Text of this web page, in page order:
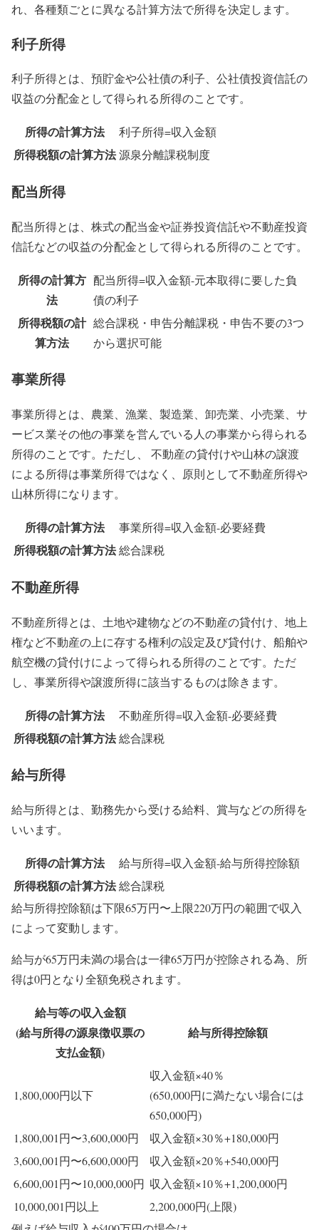
れ、各種類ごとに異なる計算方法で所得を決定します。
利子所得
利子所得とは、預貯金や公社債の利子、公社債投資信託の
収益の分配金として得られる所得のことです。
所得の計算方法 利子所得=収入金額
所得税額の計算方法源泉分離課税制度
配当所得
配当所得とは、株式の配当金や証券投資信託や不動産投資
信託などの収益の分配金として得られる所得のことです。
所得の計算方
法
配当所得=収入金額-元本取得に要した負
債の利子
所得税額の計
算方法
総合課税・申告分離課税・申告不要の3つ
から選択可能
事業所得
事業所得とは、農業、漁業、製造業、卸売業、小売業、サ
ービス業その他の事業を営んでいる人の事業から得られる
所得のことです。ただし、 不動産の貸付けや山林の譲渡
による所得は事業所得ではなく、原則として不動産所得や
山林所得になります。
所得の計算方法 事業所得=収入金額-必要経費
所得税額の計算方法総合課税
不動産所得
不動産所得とは、土地や建物などの不動産の貸付け、地上
権など不動産の上に存する権利の設定及び貸付け、船舶や
航空機の貸付けによって得られる所得のことです。ただ
し、事業所得や譲渡所得に該当するものは除きます。
所得の計算方法 不動産所得=収入金額-必要経費
所得税額の計算方法総合課税
給与所得
給与所得とは、勤務先から受ける給料、賞与などの所得を
いいます。
所得の計算方法 給与所得=収入金額-給与所得控除額
所得税額の計算方法総合課税
給与所得控除額は下限65万円〜上限220万円の範囲で収入
によって変動します。
給与が65万円未満の場合は一律65万円が控除される為、所
得は0円となり全額免税されます。
給与等の収入金額
(給与所得の源泉徴収票の
支払金額)
給与所得控除額
1,800,000円以下
収入金額×40％
(650,000円に満たない場合には
650,000円)
1,800,001円〜3,600,000円
収入金額×30％+180,000円
3,600,001円〜6,600,000円
収入金額×20％+540,000円
6,600,001円〜10,000,000円 収入金額×10％+1,200,000円
10,000,001円以上
2,200,000円(上限)